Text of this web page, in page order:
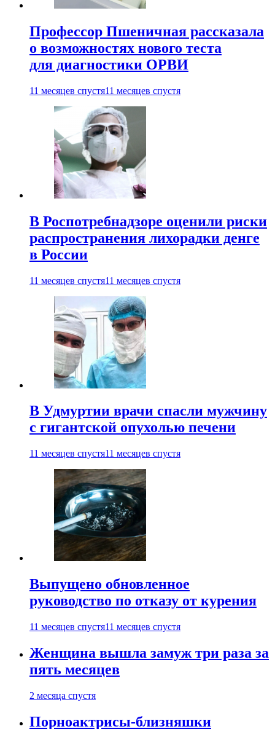
Профессор Пшеничная рассказала
о возможностях нового теста
для диагностики ОРВИ
11 месяцев спустя11 месяцев спустя
В Роспотребнадзоре оценили риски
распространения лихорадки денге
в России
11 месяцев спустя11 месяцев спустя
В Удмуртии врачи спасли мужчину
с гигантской опухолью печени
11 месяцев спустя11 месяцев спустя
Выпущено обновленное
руководство по отказу от курения
11 месяцев спустя11 месяцев спустя
Женщина вышла замуж три раза за
пять месяцев
2 месяца спустя
Порноактрисы-близняшки